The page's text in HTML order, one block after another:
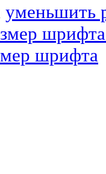
уменьшить